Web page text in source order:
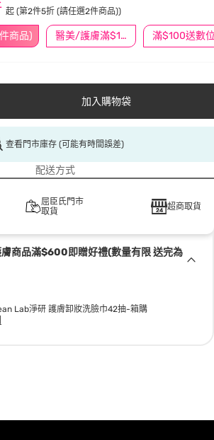
商品) 醫美/護膚滿$1200送$200
起 (第2件5折 (請任選2件商品))
加入購物袋
查看門市庫存 (可能有時間誤差)
配送方式
屈臣氏門市
取貨
超商取貨
商品滿$600即贈好禮(數量有限 送完為
Lab淨研 護膚卸妝洗臉巾42抽-箱購